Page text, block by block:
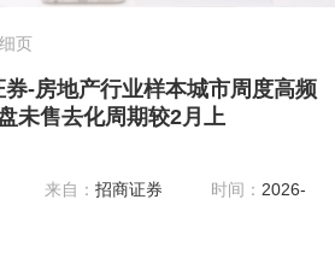
页
-房地产行业样本城市周度高频
未售去化周期较2月上
来自：招商证券 时间： 2026-